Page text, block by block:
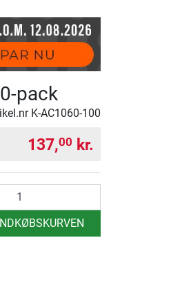
pack
K-AC1060-100
137,00 kr.